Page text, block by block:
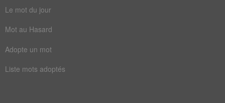
Le mot du jour
Mot au Hasard
Adopte un mot
Liste mots adoptés